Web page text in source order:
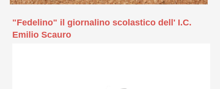
"Fedelino" il giornalino scolastico dell' I.C.
Emilio Scauro